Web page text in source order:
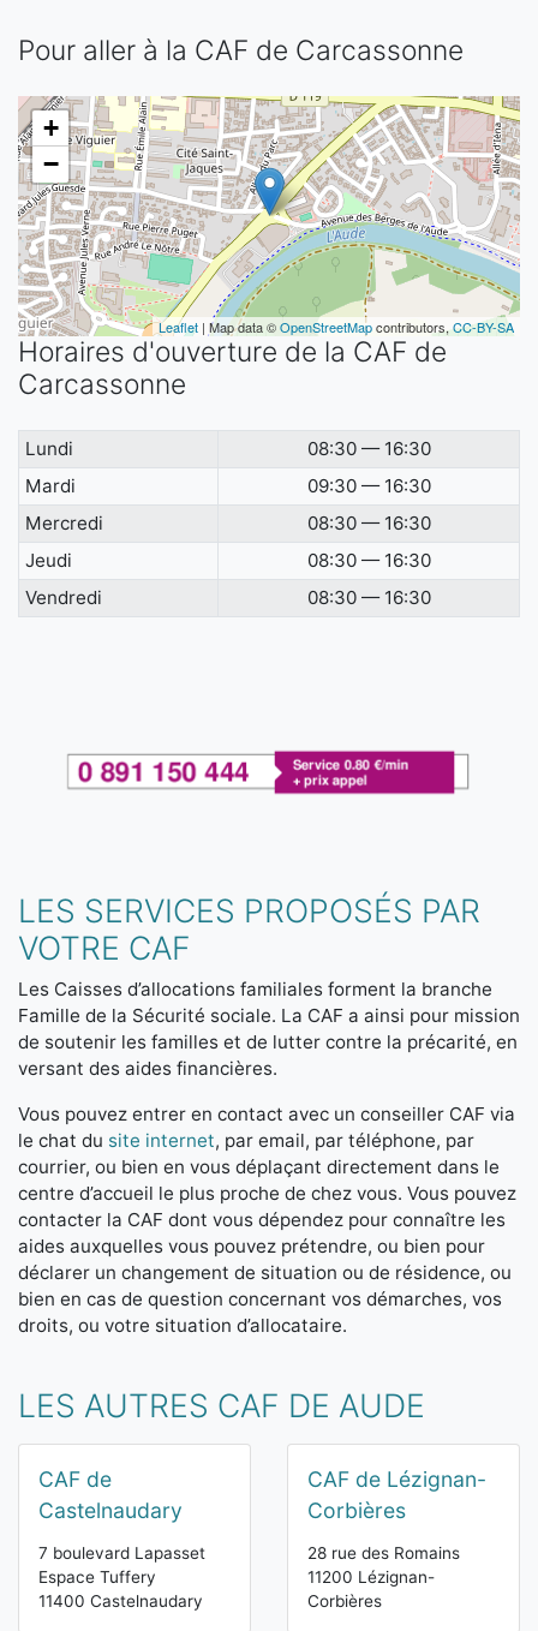
Pour aller à la CAF de Carcassonne
+
−
Leaflet | Map data ©OpenStreetMapcontributors,CC-BY-SA
Horaires d'ouverture de la CAF de
Carcassonne
Lundi
08:30 — 16:30
Mardi
09:30 — 16:30
Mercredi
08:30 — 16:30
Jeudi
08:30 — 16:30
Vendredi
08:30 — 16:30
LES SERVICES PROPOSÉS PAR
VOTRE CAF
Les Caisses d’allocations familiales forment la branche
Famille de la Sécurité sociale. La CAF a ainsi pour mission
de soutenir les familles et de lutter contre la précarité, en
versant des aides financières.
Vous pouvez entrer en contact avec un conseiller CAF via
le chat du site internet, par email, par téléphone, par
courrier, ou bien en vous déplaçant directement dans le
centre d’accueil le plus proche de chez vous. Vous pouvez
contacter la CAF dont vous dépendez pour connaître les
aides auxquelles vous pouvez prétendre, ou bien pour
déclarer un changement de situation ou de résidence, ou
bien en cas de question concernant vos démarches, vos
droits, ou votre situation d’allocataire.
LES AUTRES CAF DE AUDE
CAF de
Castelnaudary
7 boulevard Lapasset
Espace Tuffery
11400 Castelnaudary
CAF de Lézignan-
Corbières
28 rue des Romains
11200 Lézignan-
Corbières